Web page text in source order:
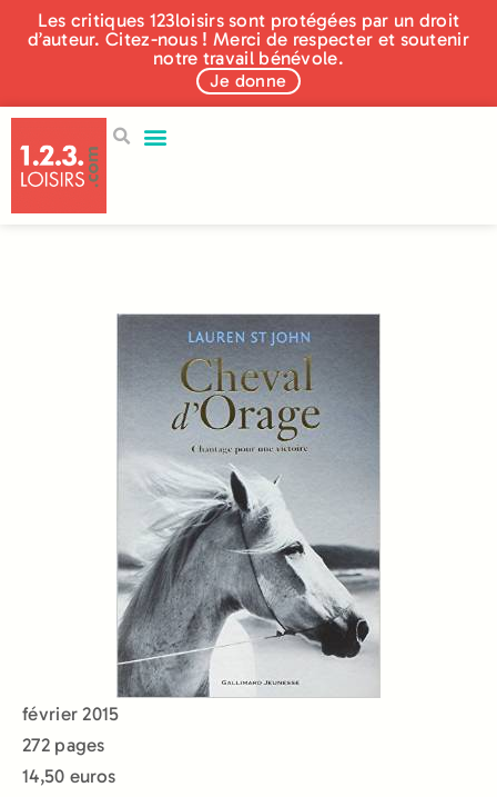
Les critiques 123loisirs sont protégées par un droit
d’auteur. Citez-nous ! Merci de respecter et soutenir
notre travail bénévole.
Je donne
février 2015
272 pages
14,50 euros